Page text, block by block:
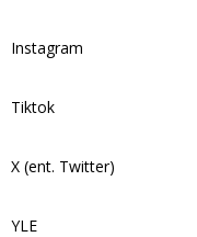
Instagram
Tiktok
X (ent. Twitter)
YLE